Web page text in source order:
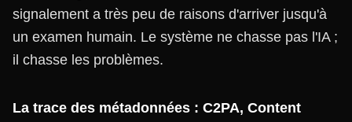
signalement a très peu de raisons d'arriver jusqu'à
un examen humain. Le système ne chasse pas l'IA ;
il chasse les problèmes.
La trace des métadonnées : C2PA, Content